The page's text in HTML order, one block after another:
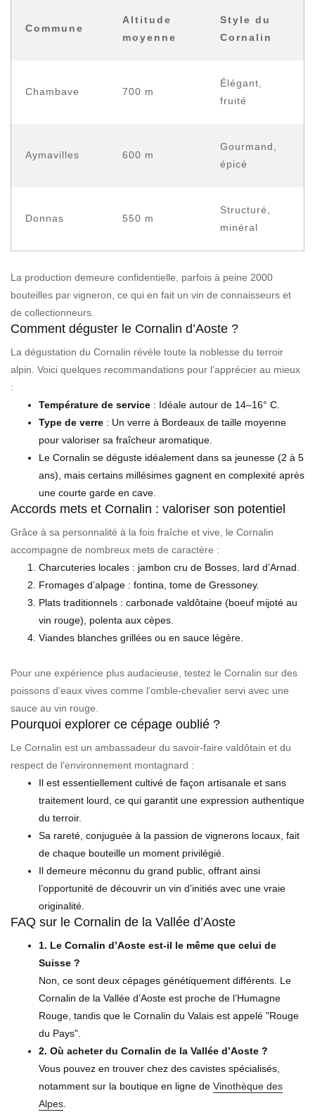
Commune
Altitude
moyenne
Style du
Cornalin
Chambave 700 m
Élégant,
fruité
Aymavilles 600 m
Gourmand,
épicé
Donnas 550 m
Structuré,
minéral
La production demeure confidentielle, parfois à peine 2000
bouteilles par vigneron, ce qui en fait un vin de connaisseurs et
de collectionneurs.
Comment déguster le Cornalin d’Aoste ?
La dégustation du Cornalin révèle toute la noblesse du terroir
alpin. Voici quelques recommandations pour l’apprécier au mieux
:
Température de service : Idéale autour de 14–16° C.
Type de verre : Un verre à Bordeaux de taille moyenne
pour valoriser sa fraîcheur aromatique.
Le Cornalin se déguste idéalement dans sa jeunesse (2 à 5
ans), mais certains millésimes gagnent en complexité après
une courte garde en cave.
Accords mets et Cornalin : valoriser son potentiel
Grâce à sa personnalité à la fois fraîche et vive, le Cornalin
accompagne de nombreux mets de caractère :
Charcuteries locales : jambon cru de Bosses, lard d’Arnad.
Fromages d’alpage : fontina, tome de Gressoney.
Plats traditionnels : carbonade valdôtaine (boeuf mijoté au
vin rouge), polenta aux cèpes.
Viandes blanches grillées ou en sauce légère.
Pour une expérience plus audacieuse, testez le Cornalin sur des
poissons d’eaux vives comme l’omble-chevalier servi avec une
sauce au vin rouge.
Pourquoi explorer ce cépage oublié ?
Le Cornalin est un ambassadeur du savoir-faire valdôtain et du
respect de l’environnement montagnard :
Il est essentiellement cultivé de façon artisanale et sans
traitement lourd, ce qui garantit une expression authentique
du terroir.
Sa rareté, conjuguée à la passion de vignerons locaux, fait
de chaque bouteille un moment privilégié.
Il demeure méconnu du grand public, offrant ainsi
l’opportunité de découvrir un vin d’initiés avec une vraie
originalité.
FAQ sur le Cornalin de la Vallée d’Aoste
1. Le Cornalin d’Aoste est-il le même que celui de
Suisse ?
Non, ce sont deux cépages génétiquement différents. Le
Cornalin de la Vallée d’Aoste est proche de l’Humagne
Rouge, tandis que le Cornalin du Valais est appelé "Rouge
du Pays".
2. Où acheter du Cornalin de la Vallée d’Aoste ?
Vous pouvez en trouver chez des cavistes spécialisés,
notamment sur la boutique en ligne de Vinothèque des
Alpes